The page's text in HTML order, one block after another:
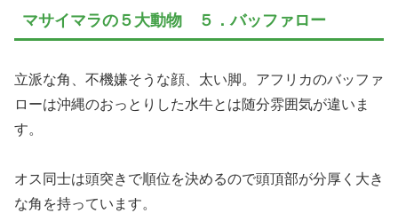
マサイマラの５大動物 ５．バッファロー
立派な角、不機嫌そうな顔、太い脚。アフリカのバッファ
ローは沖縄のおっとりした水牛とは随分雰囲気が違いま
す。
オス同士は頭突きで順位を決めるので頭頂部が分厚く大き
な角を持っています。